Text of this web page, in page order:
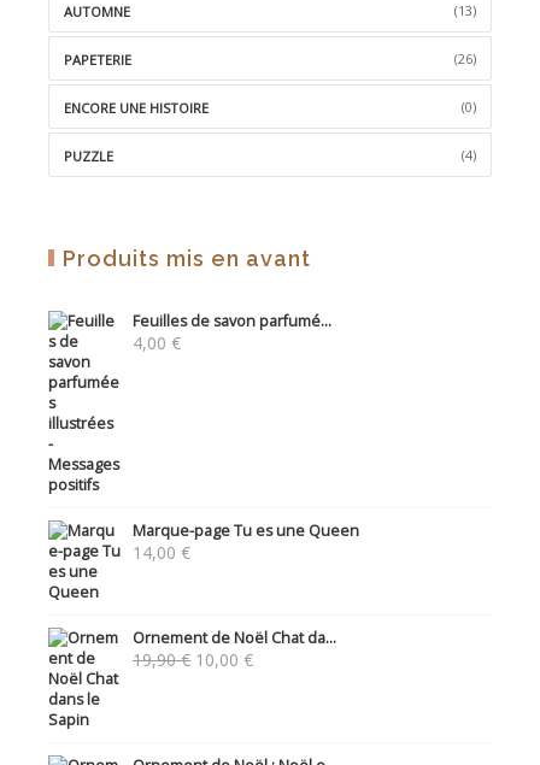
AUTOMNE (13)
PAPETERIE (26)
ENCORE UNE HISTOIRE (0)
PUZZLE (4)
Produits mis en avant
Feuilles de savon parfumé...
4,00 €
Marque-page Tu es une Queen
14,00 €
Ornement de Noël Chat da...
19,90€ Le
10,00 €Le